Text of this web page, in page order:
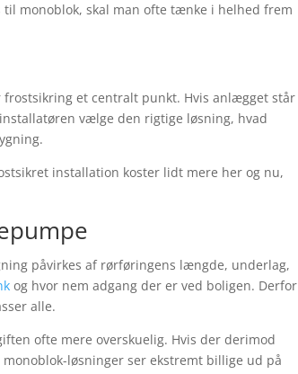
monoblok, skal man ofte tænke i helhed frem
et centralt punkt. Hvis anlægget står
vælge den rigtige løsning, hvad
installation koster lidt mere her og nu,
påvirkes af rørføringens længde, underlag,
og hvor nem adgang der er ved boligen. Derfor
alle.
ofte mere overskuelig. Hvis der derimod
løsninger ser ekstremt billige ud på